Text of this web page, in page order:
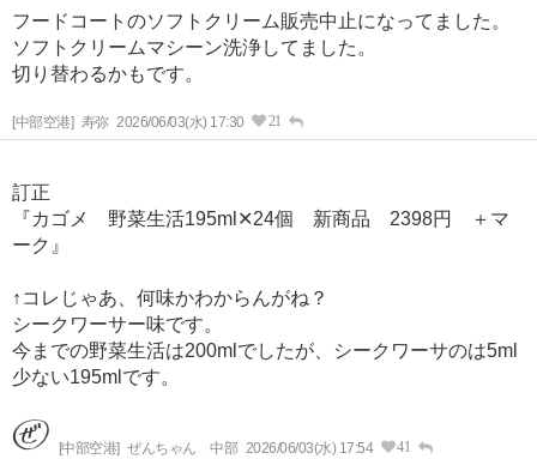
フードコートのソフトクリーム販売中止になってました。
ソフトクリームマシーン洗浄してました。
切り替わるかもです。
[中部空港] 寿弥 2026/06/03(水) 17:30 21
訂正
『カゴメ 野菜生活195ml✕24個 新商品 2398円 ＋マ
ーク』
↑コレじゃあ、何味かわからんがね？
シークワーサー味です。
今までの野菜生活は200mlでしたが、シークワーサのは5ml
少ない195mlです。
[中部空港] ぜんちゃん 中部 2026/06/03(水) 17:54 41